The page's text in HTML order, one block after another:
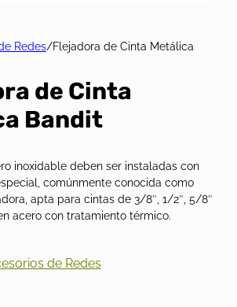
Redes/Flejadora de Cinta Metálica
de Cinta
Bandit
inoxidable deben ser instaladas con
comúnmente conocida como
apta para cintas de 3/8″, 1/2″, 5/8″
acero con tratamiento térmico.
de Redes